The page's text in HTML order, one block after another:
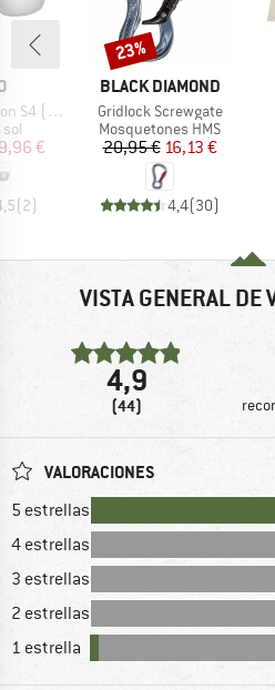
5%)
reducido
€
(2)
MARCA
BLACK DIAMOND
Artículo
Gridlock Screwgate
Product group
Mosquetones HMS
Precio
20,95 €Precio reducido
16,13 €
4,4(30)
Descuento
23%
VISTA GENERAL DE
4,9
(44)
VALORACIONES
5 estrellas
4 estrellas
3 estrellas
2 estrellas
1 estrella